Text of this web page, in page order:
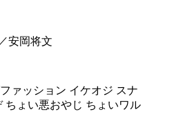
安岡将文